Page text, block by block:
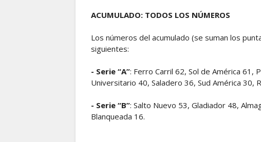
ACUMULADO: TODOS LOS NÚMEROS
Los números del acumulado (se suman los
siguientes:
- Serie “A”: Ferro Carril 62, Sol de América 61,
Universitario 40, Saladero 36, Sud América
- Serie “B”: Salto Nuevo 53, Gladiador 48,
Blanqueada 16.